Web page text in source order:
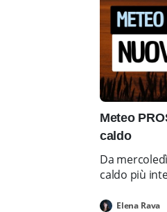
Meteo
caldo
Da
caldo più
Elena Rava